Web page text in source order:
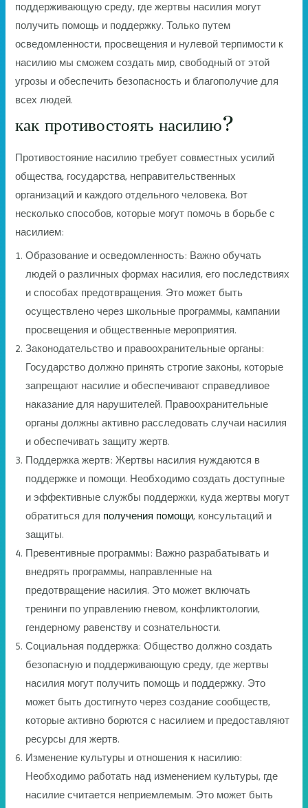
поддерживающую среду, где жертвы насилия могут
получить помощь и поддержку. Только путем
осведомленности, просвещения и нулевой терпимости к
насилию мы сможем создать мир, свободный от этой
угрозы и обеспечить безопасность и благополучие для
всех людей.
как противостоять насилию?
Противостояние насилию требует совместных усилий
общества, государства, неправительственных
организаций и каждого отдельного человека. Вот
несколько способов, которые могут помочь в борьбе с
насилием:
Образование и осведомленность: Важно обучать
людей о различных формах насилия, его последствиях
и способах предотвращения. Это может быть
осуществлено через школьные программы, кампании
просвещения и общественные мероприятия.
Законодательство и правоохранительные органы:
Государство должно принять строгие законы, которые
запрещают насилие и обеспечивают справедливое
наказание для нарушителей. Правоохранительные
органы должны активно расследовать случаи насилия
и обеспечивать защиту жертв.
Поддержка жертв: Жертвы насилия нуждаются в
поддержке и помощи. Необходимо создать доступные
и эффективные службы поддержки, куда жертвы могут
обратиться для получения помощи, консультаций и
защиты.
Превентивные программы: Важно разрабатывать и
внедрять программы, направленные на
предотвращение насилия. Это может включать
тренинги по управлению гневом, конфликтологии,
гендерному равенству и сознательности.
Социальная поддержка: Общество должно создать
безопасную и поддерживающую среду, где жертвы
насилия могут получить помощь и поддержку. Это
может быть достигнуто через создание сообществ,
которые активно борются с насилием и предоставляют
ресурсы для жертв.
Изменение культуры и отношения к насилию:
Необходимо работать над изменением культуры, где
насилие считается неприемлемым. Это может быть